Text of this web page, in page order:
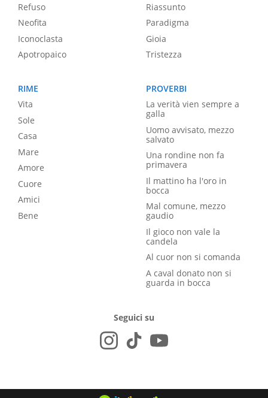
Refuso
Neofita
Iconoclasta
Apotropaico
Riassunto
Paradigma
Gioia
Tristezza
RIME
Vita
Sole
Casa
Mare
Amore
Cuore
Amici
Bene
PROVERBI
La verità vien sempre a
galla
Uomo avvisato, mezzo
salvato
Una rondine non fa
primavera
Il mattino ha l'oro in
bocca
Mal comune, mezzo
gaudio
Il gioco non vale la
candela
Al cuor non si comanda
A caval donato non si
guarda in bocca
Seguici su